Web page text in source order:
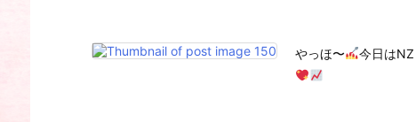
やっほ〜 今日は